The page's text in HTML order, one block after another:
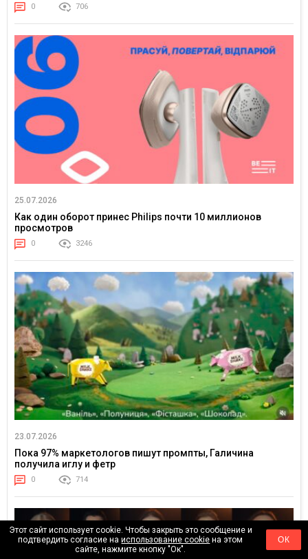
0 706
25.07.2026
Как один оборот принес Philips почти 10 миллионов
просмотров
0 3246
23.07.2026
Пока 97% маркетологов пишут промпты, Галичина
получила иглу и фетр
0 714
Этот сайт использует cookie. Чтобы закрыть это сообщение и
подтвердить согласие наиспользование cookie на этом
сайте, нажмите кнопку "Ок".
ОК